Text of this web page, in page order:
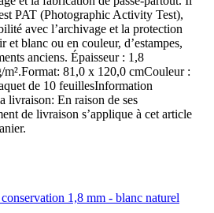
PAT (Photographic Activity Test),
avec l’archivage et la protection
et blanc ou en couleur, d’estampes,
anciens. Épaisseur : 1,8
81,0 x 120,0 cmCouleur :
de 10 feuillesInformation
livraison: En raison de ses
de livraison s’applique à cet article